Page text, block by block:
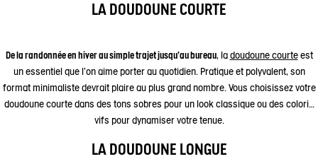
LA DOUDOUNE COURTE
De la randonnée en hiver au simple trajet jusqu’au bureau, la doudoune courteest
un essentiel que l’on aime porter au quotidien. Pratique et polyvalent, son
format minimaliste devrait plaire au plus grand nombre. Vous choisissez votre
doudoune courte dans des tons sobres pour un look classique ou des coloris
vifs pour dynamiser votre tenue.
LA DOUDOUNE LONGUE